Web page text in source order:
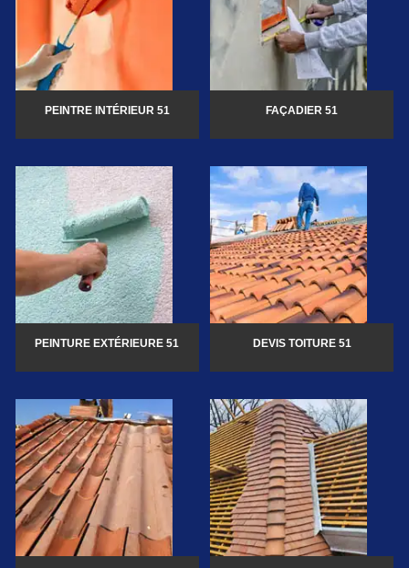
PEINTRE INTÉRIEUR 51 FAÇADIER 51
PEINTURE EXTÉRIEURE 51 DEVIS TOITURE 51